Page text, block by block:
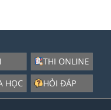
HỌC
THI ONLINE
HỎI ĐÁP